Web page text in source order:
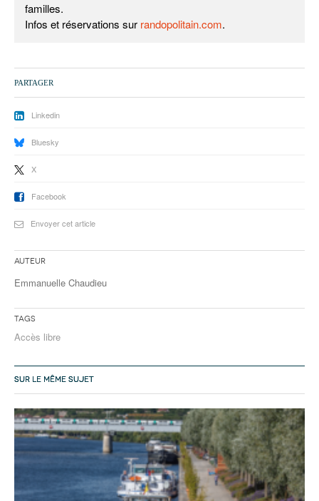
familles.
Infos et réservations sur randopolitain.com.
PARTAGER
Linkedin
Bluesky
X
Facebook
Envoyer cet article
Auteur
Emmanuelle Chaudieu
Tags
Accès libre
SUR LE MÊME SUJET